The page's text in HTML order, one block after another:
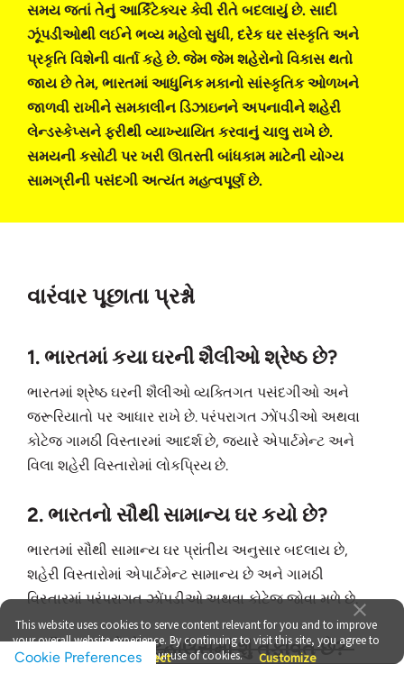
This website uses cookies to serve content relevant for you and to improve
your overall website experience. By continuing to visit this site, you agree to
our use of cookies.
Customize
Reject
Cookie Preferences
સમય જતાં તેનું આર્કિટેક્ચર કેવી રીતે બદલાયું છે. સાદી
ઝૂંપડીઓથી લઈને ભવ્ય મહેલો સુધી, દરેક ઘર સંસ્કૃતિ અને
પ્રકૃતિ વિશેની વાર્તા કહે છે. જેમ જેમ શહેરોનો વિકાસ થતો
જાય છે તેમ, ભારતમાં આધુનિક મકાનો સાંસ્કૃતિક ઓળખને
જાળવી રાખીને સમકાલીન ડિઝાઇનને અપનાવીને શહેરી
લેન્ડસ્કેપ્સને ફરીથી વ્યાખ્યાયિત કરવાનું ચાલુ રાખે છે.
સમયની કસોટી પર ખરી ઊતરતી બાંધકામ માટેની યોગ્ય
સામગ્રીની પસંદગી અત્યંત મહત્વપૂર્ણ છે.
વારંવાર પૂછાતા પ્રશ્નો
1. ભારતમાં કયા ઘરની શૈલીઓ શ્રેષ્ઠ છે?
ભારતમાં શ્રેષ્ઠ ઘરની શૈલીઓ વ્યક્તિગત પસંદગીઓ અને
જરૂરિયાતો પર આધાર રાખે છે. પરંપરાગત ઝોંપડીઓ અથવા
કોટેજ ગામઠી વિસ્તારમાં આદર્શ છે, જ્યારે એપાર્ટમેન્ટ અને
વિલા શહેરી વિસ્તારોમાં લોકપ્રિય છે.
2. ભારતનો સૌથી સામાન્ય ઘર કયો છે?
ભારતમાં સૌથી સામાન્ય ઘર પ્રાંતીય અનુસાર બદલાય છે,
શહેરી વિસ્તારોમાં એપાર્ટમેન્ટ સામાન્ય છે અને ગામઠી
વિસ્તારમાં પરંપરાગત ઝોંપડીઓ અથવા કોટેજ જોવા મળે છે.
3. વિલા અને પેન્ટહાઉસમાં શું તફાવત છે?